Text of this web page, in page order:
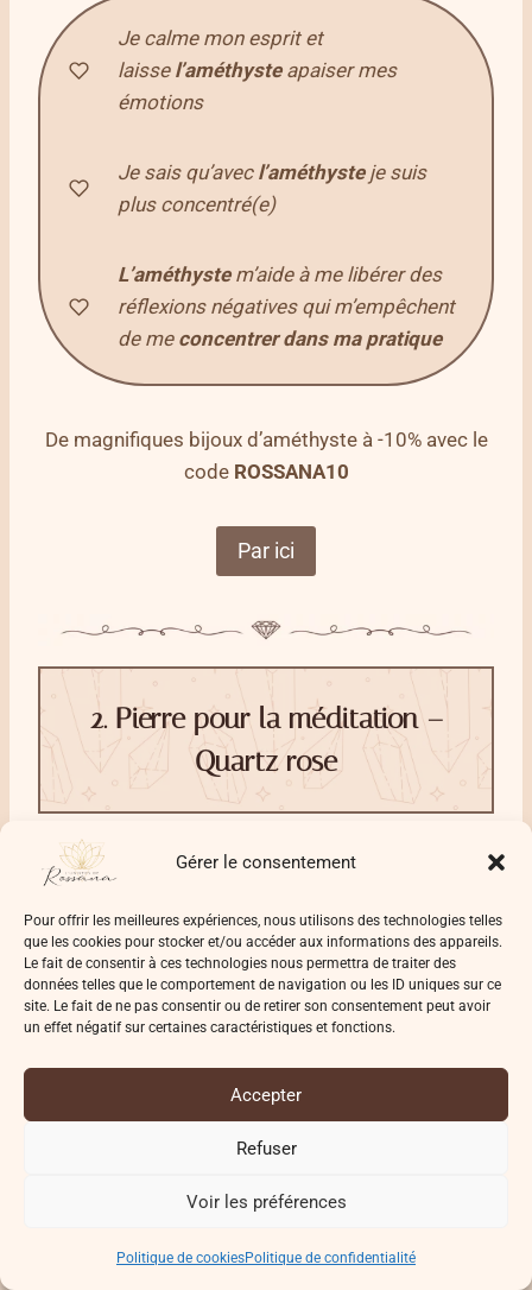
Gérer le consentement
Pour offrir les meilleures expériences, nous utilisons des technologies telles
que les cookies pour stocker et/ou accéder aux informations des appareils.
Le fait de consentir à ces technologies nous permettra de traiter des
données telles que le comportement de navigation ou les ID uniques sur ce
site. Le fait de ne pas consentir ou de retirer son consentement peut avoir
un effet négatif sur certaines caractéristiques et fonctions.
Accepter
Refuser
Voir les préférences
Politique de cookiesPolitique de confidentialité
Je calme mon esprit et
laisse l’améthysteapaiser mes
émotions
Je sais qu’avec l’améthysteje suis
plus concentré(e)
L’améthystem’aide à me libérer des
réflexions négatives qui m’empêchent
de me concentrer dans ma pratique
De magnifiques bijoux d’améthyste à -10% avec le
code ROSSANA10
Par ici
2. Pierre pour la méditation –
Quartz rose
Voici ma pierre pour la méditationpréférée. C’est
Lequartz roseouvre le cœur, apaise tes émotions
et crée une atmosphère douce et bienveillante
dans ton espace de méditation.
méditations
chakra du cœur et il soutient la guérison
dissipant le stress et en te partageant sa vibration